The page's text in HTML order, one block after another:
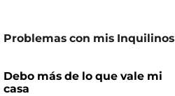
Problemas con mis Inquilinos
Debo más de lo que vale mi
casa